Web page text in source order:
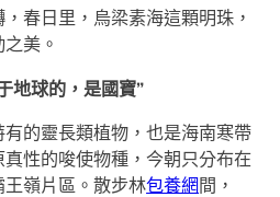
春日里，烏梁素海這顆明珠，
美。
地球的，是國寶”
的靈長類植物，也是海南寒帶
性的唆使物種，今朝只分布在
嶺片區。散步林包養網間，